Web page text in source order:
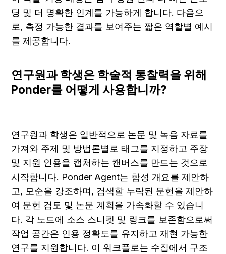
딩 및 더 명확한 인계를 가능하게 합니다. 다음으
로, 측정 가능한 결과를 보여주는 짧은 역할별 예시
를 제공합니다.
연구원과 학생은 학술적 통찰력을 위해
Ponder를 어떻게 사용합니까?
연구원과 학생은 일반적으로 논문 및 녹음 자료를
가져와 주제 및 방법론별로 태그를 지정하고 주장
및 지원 인용을 캡처하는 캔버스를 만드는 것으로
시작합니다. Ponder Agent는 합성 개요를 제안하
고, 모순을 강조하며, 검색할 누락된 문헌을 제안하
여 문헌 검토 및 논문 계획을 가속화할 수 있습니
다. 각 노드에 소스 스니펫 및 링크를 보존함으로써
작업 공간은 인용 정확도를 유지하고 재현 가능한
연구를 지원합니다. 이 워크플로는 수집에서 구조